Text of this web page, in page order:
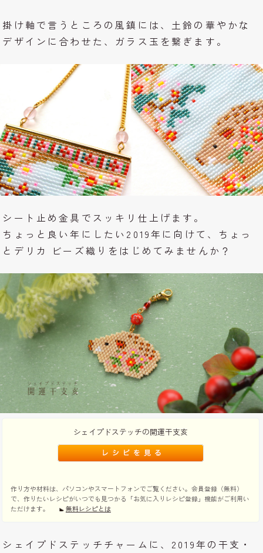
掛け軸で言うところの風鎮には、土鈴の華やかな
デザインに合わせた、ガラス玉を繋ぎます。
シート止め金具でスッキリ仕上げます。
ちょっと良い年にしたい2019年に向けて、ちょっ
とデリカ ビーズ織りをはじめてみませんか？
シェイプドステッチの開運干支亥
作り方や材料は、パソコンやスマートフォンでご覧ください。会員登録（無料）
で、作りたいレシピがいつでも見つかる「お気に入りレシピ登録」機能がご利用い
ただけます。
無料レシピとは
シェイプドステッチチャームに、2019年の干支・